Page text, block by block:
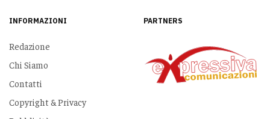
INFORMAZIONI
Redazione
Chi Siamo
Contatti
Copyright & Privacy
PARTNERS